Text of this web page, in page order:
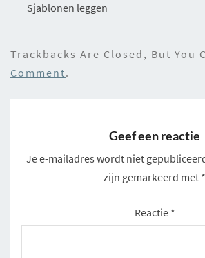
Sjablonen leggen
Trackbacks Are Closed, But You
Comment.
Geef een reactie
Je e-mailadres wordt niet
zijn gemarkeerd met *
Reactie *